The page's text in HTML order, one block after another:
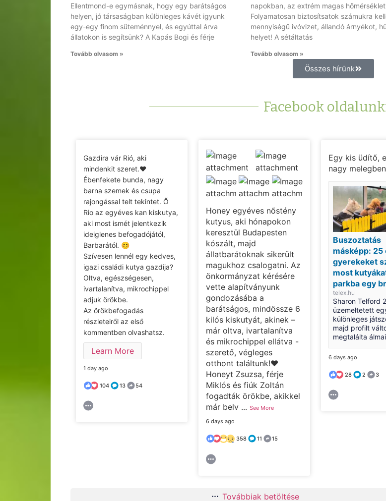
Ellentmond-e egymásnak, hogy egy barátságos
helyen, jó társaságban különleges kávét igyunk
egy-egy finom süteménnyel, és egyúttal árva
állatokon is segítsünk? A Kapás Bogi és férje
Tovább olvasom »
napokban, az extrém magas
Folyamatosan biztosítsatok számukra
mennyiségű ivóvizet, állandó árnyékot,
helyet! A sétáltatás
Tovább olvasom »
Összes hírünk
Facebook
Gazdira vár Rió, aki
mindenkit szeret.❤️
Ébenfekete bunda, nagy
barna szemek és csupa
rajongással telt tekintet. Ő
Rio az egyéves kan kiskutya,
aki most ismét jelentkezik
ideiglenes befogadójától,
Barbarától. 😊
Szívesen lennél egy kedves,
igazi családi kutya gazdija?
Oltva, egészségesen,
ivartalanítva, mikrochippel
adjuk örökbe.
Az örökbefogadás
részleteiről az első
kommentben olvashatsz.
Learn More
1 day ago
104 13 54
Honey egyéves nőstény
kutyus, aki hónapokon
keresztül Budapesten
kószált, majd
állatbarátoknak sikerült
magukhoz csalogatni. Az
önkormányzat kérésére
vette alapítványunk
gondozásába a
barátságos, mindössze 6
kilós kiskutyát, akinek –
már oltva, ivartalanítva
és mikrochippel ellátva -
szerető, végleges
otthont találtunk!❤️
Honeyt Zsuzsa, férje
Miklós és fiúk Zoltán
fogadták örökbe, akikkel
már belv ...See More
6 days ago
358 11 15
Egy kis üdítő,
nagy
Buszoztatás
másképp: 25
gyerekeket
most
parkba egy
telex.hu
Sharon Telford
üzemeltetett
különleges
majd profilt
megtalálta
6 days ago
28 2 3
Továbbiak betöltése